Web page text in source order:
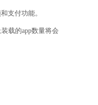
支付功能。
载的app数量将会